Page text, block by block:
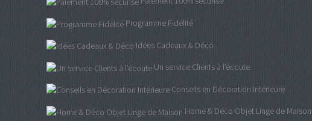
Programme Fidélité
Idées Cadeaux & Déco
Un service Clients à l'écoute
Conseils en Décoration Intérieure
Home & Déco Objet Linge de Maison